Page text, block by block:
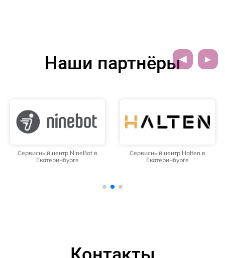
Наши партнёры
Сервисный центр NineBot в
Екатеринбурге
Сервисный центр Halten в
Екатеринбурге